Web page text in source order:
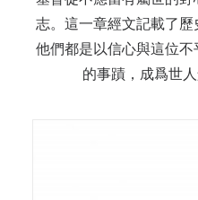
志。這一章經文記載了歷
他們都是以信心與這位
的事蹟，成爲世